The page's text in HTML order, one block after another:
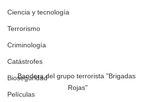
Ciencia y tecnología
Terrorismo
Criminología
Catástrofes
Bioseguridad
Películas
Bandera del grupo terrorista "Brigadas
Rojas"